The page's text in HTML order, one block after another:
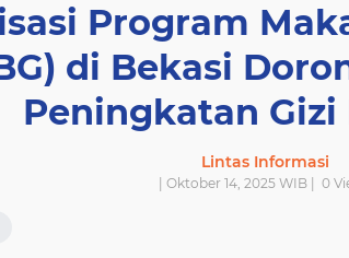
Program
di Bekasi
Peningkatan Gizi
Lintas Informasi
| Oktober 14, 2025 WIB | 0